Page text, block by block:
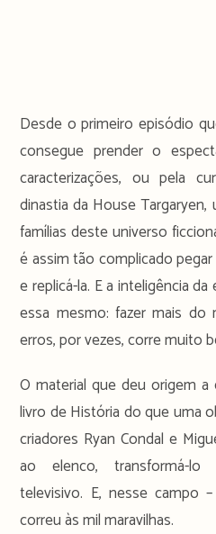
Desde o primeiro episódio
consegue prender o
caracterizações, ou pela
dinastia da House
famílias deste universo
é assim tão complicado
e replicá-la. E a inteligência
essa mesmo: fazer mais do
erros, por vezes, corre muito
O material que deu origem
livro de História do que uma
criadores Ryan Condal e
ao elenco, transformá-
televisivo. E, nesse campo
correu às mil maravilhas.